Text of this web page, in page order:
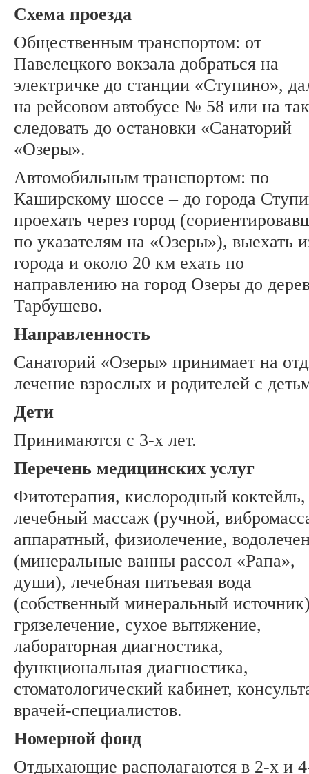
Схема проезда
Общественным транспортом: от
Павелецкого вокзала добраться на
электричке до станции «Ступино»,
на рейсовом автобусе № 58 или на
следовать до остановки «Санаторий
«Озеры».
Автомобильным транспортом: по
Каширскому шоссе – до города
проехать через город
по указателям на «Озеры»), выехать
города и около 20 км ехать по
направлению на город Озеры до
Тарбушево.
Направленность
Cанаторий «Озеры» принимает на
лечение взрослых и родителей с
Дети
Принимаются с 3-х лет.
Перечень медицинских услуг
Фитотерапия, кислородный коктейль,
лечебный массаж (ручной,
аппаратный, физиолечение,
(минеральные ванны рассол «Рапа»,
души), лечебная питьевая вода
(собственный минеральный
грязелечение, сухое вытяжение,
лабораторная диагностика,
функциональная диагностика,
стоматологический кабинет,
врачей-специалистов.
Номерной фонд
Отдыхающие располагаются в 2-х и